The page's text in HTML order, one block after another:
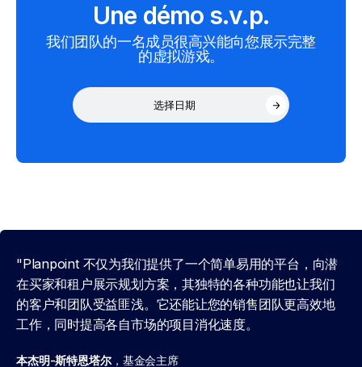
Une démo s.v.p.
我们团队的一名成员很高兴能向您展示完整
的虚拟游戏。
选择日期
"Planpoint 不仅为我们提供了一个简单易用的平台，向潜
在买家和租户展示规划方案，其独特的各种功能也让我们
的客户和团队受益匪浅。它还能让您的销售团队更高效地
工作，同时提高各自市场的项目消化速度。
本杰明-斯特恩塔尔，基金会主席